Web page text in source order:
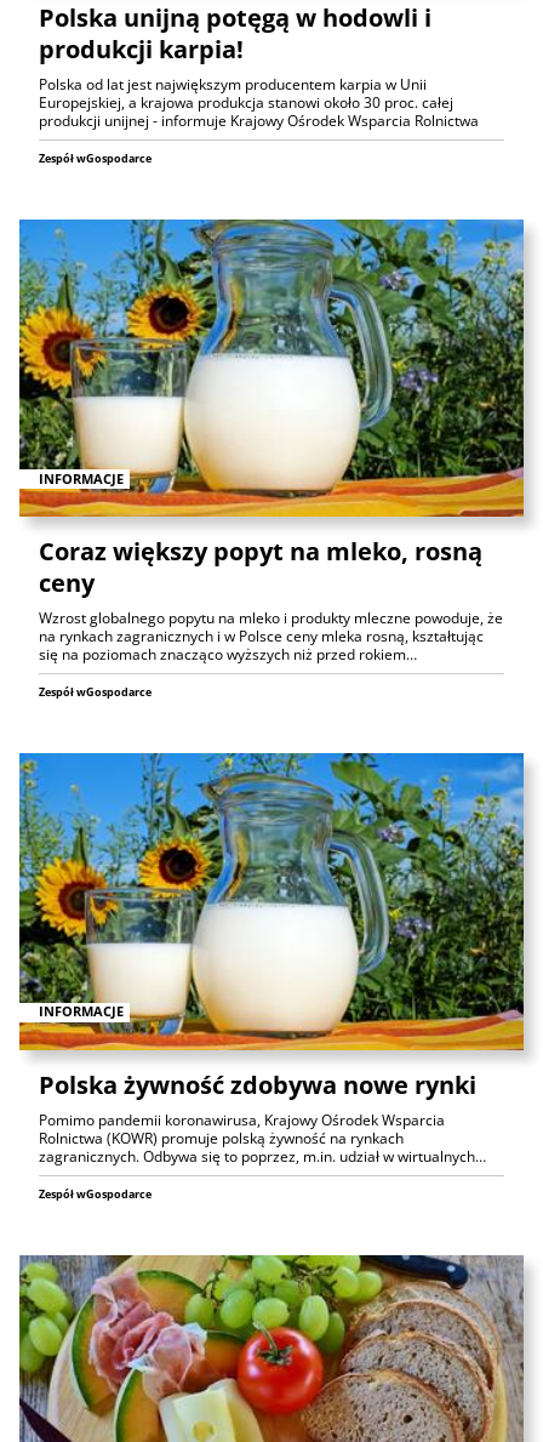
Polska unijną potęgą w hodowli i
produkcji karpia!
Polska od lat jest największym producentem karpia w Unii
Europejskiej, a krajowa produkcja stanowi około 30 proc. całej
produkcji unijnej - informuje Krajowy Ośrodek Wsparcia Rolnictwa
Zespół wGospodarce
INFORMACJE
Coraz większy popyt na mleko, rosną
ceny
Wzrost globalnego popytu na mleko i produkty mleczne powoduje, że
na rynkach zagranicznych i w Polsce ceny mleka rosną, kształtując
się na poziomach znacząco wyższych niż przed rokiem…
Zespół wGospodarce
INFORMACJE
Polska żywność zdobywa nowe rynki
Pomimo pandemii koronawirusa, Krajowy Ośrodek Wsparcia
Rolnictwa (KOWR) promuje polską żywność na rynkach
zagranicznych. Odbywa się to poprzez, m.in. udział w wirtualnych…
Zespół wGospodarce